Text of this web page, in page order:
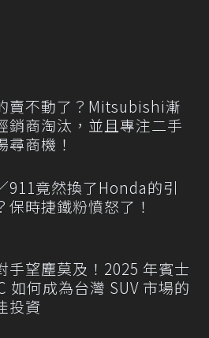
賣不動了？Mitsubishi漸
銷商淘汰，並且專注二手
尋商機！
911竟然換了Honda的引
保時捷鐵粉憤怒了！
手望塵莫及！2025 年賓士
如何成為台灣 SUV 市場的
投資